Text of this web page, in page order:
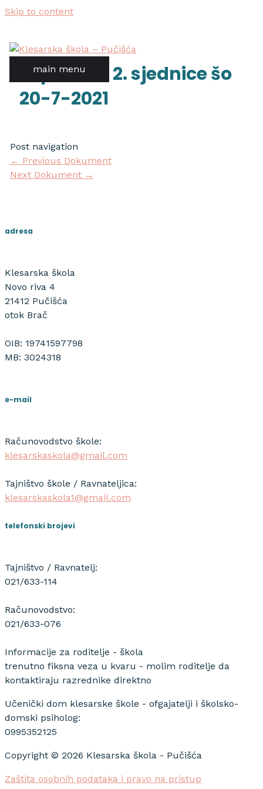
Skip to content
main menu
zapisnik s 2. sjednice šo
20-7-2021
Post navigation
← Previous Dokument
Next Dokument →
adresa
Klesarska škola
Novo riva 4
21412 Pučišća
otok Brač
OIB: 19741597798
MB: 3024318
e-mail
Računovodstvo škole:
klesarskaskola@gmail.com
Tajništvo škole / Ravnateljica:
klesarskaskola1@gmail.com
telefonski brojevi
Tajništvo / Ravnatelj:
021/633-114
Računovodstvo:
021/633-076
Informacije za roditelje - škola
trenutno fiksna veza u kvaru - molim roditelje da
kontaktiraju razrednike direktno
Učenički dom klesarske škole - ofgajatelji i školsko-
domski psiholog:
0995352125
Copyright © 2026 Klesarska škola - Pučišća
Zaštita osobnih podataka i pravo na pristup